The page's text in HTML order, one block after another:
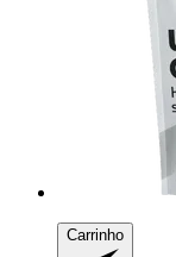
Carrinho